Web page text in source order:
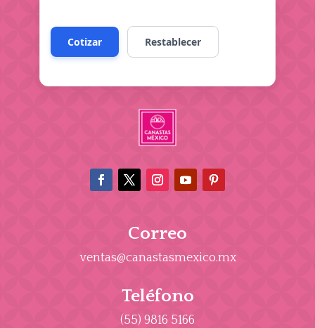
Correo
ventas@canastasmexico.mx
Teléfono
(55) 9816 5166